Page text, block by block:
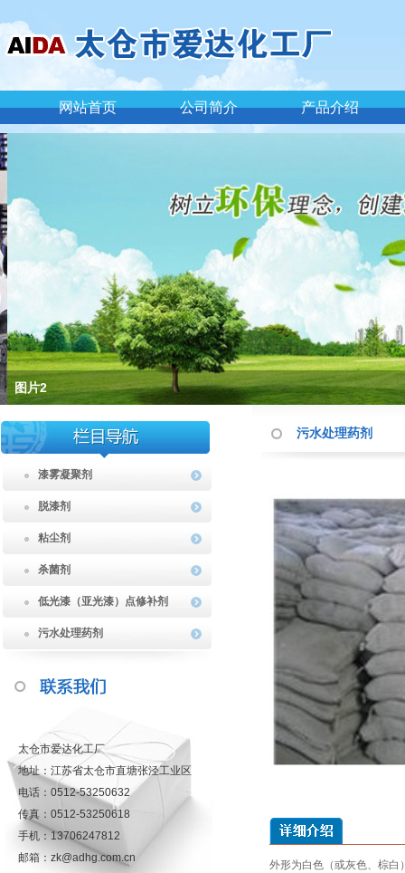
网站首页 公司简介 产品介绍
图片2
漆雾凝聚剂
脱漆剂
粘尘剂
杀菌剂
低光漆（亚光漆）点修补剂
污水处理药剂
太仓市爱达化工厂
地址：江苏省太仓市直塘张泾工业区
电话：0512-53250632
传真：0512-53250618
手机：13706247812
邮箱：zk@adhg.com.cn
污水处理药剂
外形为白色（或灰色、棕白